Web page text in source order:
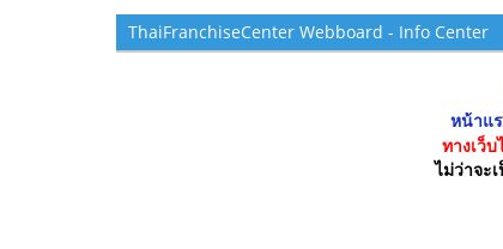
ThaiFranchiseCenter Webboard - Info Center
หน้าแ
ทางเว็
ไม่ว่าจะ